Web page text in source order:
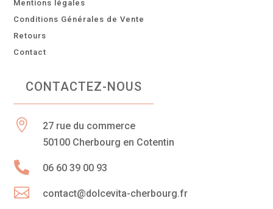
Mentions légales
Conditions Générales de Vente
Retours
Contact
CONTACTEZ-NOUS

27 rue du commerce
50100 Cherbourg en Cotentin
 06 60 39 00 93
 contact@dolcevita-cherbourg.fr